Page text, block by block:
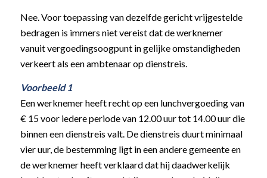
Nee. Voor toepassing van dezelfde gericht vrijgestelde
bedragen is immers niet vereist dat de werknemer
vanuit vergoedingsoogpunt in gelijke omstandigheden
verkeert als een ambtenaar op dienstreis.
Voorbeeld 1
Een werknemer heeft recht op een lunchvergoeding van
€ 15 voor iedere periode van 12.00 uur tot 14.00 uur die
binnen een dienstreis valt. De dienstreis duurt minimaal
vier uur, de bestemming ligt in een andere gemeente en
de werknemer heeft verklaard dat hij daadwerkelijk